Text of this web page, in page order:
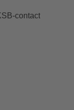
contact